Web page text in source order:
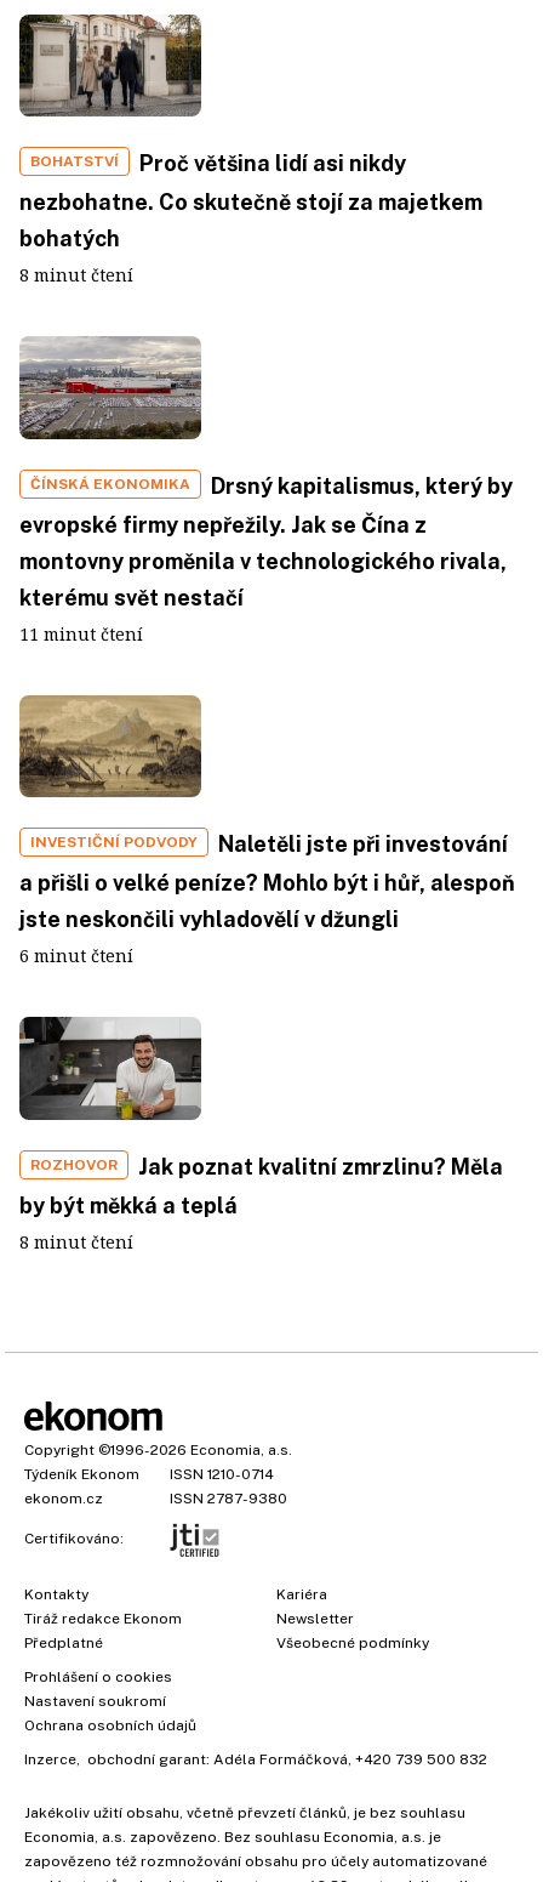
BOHATSTVÍ
Proč většina lidí asi nikdy
nezbohatne. Co skutečně stojí za majetkem
bohatých
8 minut čtení
ČÍNSKÁ EKONOMIKA
Drsný kapitalismus, který by
evropské firmy nepřežily. Jak se Čína z
montovny proměnila v technologického rivala,
kterému svět nestačí
11 minut čtení
INVESTIČNÍ PODVODY
Naletěli jste při investování
a přišli o velké peníze? Mohlo být i hůř, alespoň
jste neskončili vyhladovělí v džungli
6 minut čtení
ROZHOVOR
Jak poznat kvalitní zmrzlinu? Měla
by být měkká a teplá
8 minut čtení
Copyright ©1996-2026 Economia, a.s.
Týdeník Ekonom
ISSN 1210-0714
ekonom.cz
ISSN 2787-9380
Certifikováno:
Kontakty
Tiráž redakce Ekonom
Předplatné
Kariéra
Newsletter
Všeobecné podmínky
Prohlášení o cookies
Nastavení soukromí
Ochrana osobních údajů
Inzerce , obchodní garant: Adéla Formáčková +420 739 500 832
Jakékoliv užití obsahu, včetně převzetí článků, je bez souhlasu
Economia, a.s. zapovězeno. Bez souhlasu Economia, a.s. je
zapovězeno též rozmnožování obsahu pro účely automatizované